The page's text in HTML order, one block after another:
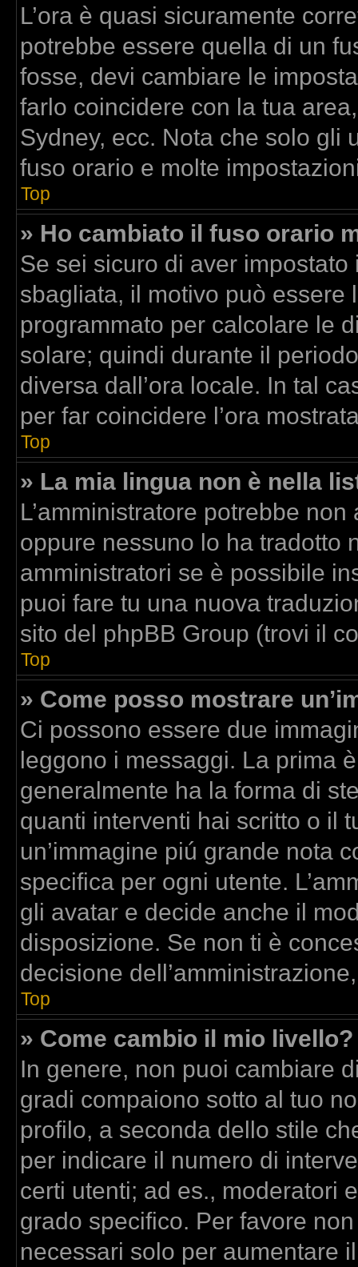
L’ora è quasi sicuramente
potrebbe essere quella di un
fosse, devi cambiare le
farlo coincidere con la tua
Sydney, ecc. Nota che solo gli
fuso orario e molte
Top
» Ho cambiato il fuso orario
Se sei sicuro di aver
sbagliata, il motivo può essere
programmato per calcolare le
solare; quindi durante il
diversa dall’ora locale. In tal
per far coincidere l’ora
Top
» La mia lingua non è nella
L’amministratore potrebbe
oppure nessuno lo ha tradotto
amministratori se è possibile
puoi fare tu una nuova
sito del phpBB Group (trovi il
Top
» Come posso mostrare
Ci possono essere due
leggono i messaggi. La prima
generalmente ha la forma di
quanti interventi hai scritto o il
un’immagine piú grande nota
specifica per ogni utente.
gli avatar e decide anche il
disposizione. Se non ti è
decisione
Top
» Come cambio il mio livello?
In genere, non puoi cambiare
gradi compaiono sotto al tuo
profilo, a seconda dello stile
per indicare il numero di
certi utenti; ad es., moderatori
grado specifico. Per favore
necessari solo per aumentare